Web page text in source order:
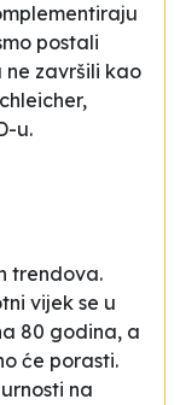
postali
ne završili kao
u.
trendova.
vijek se u
80 godina, a
će porasti.
na